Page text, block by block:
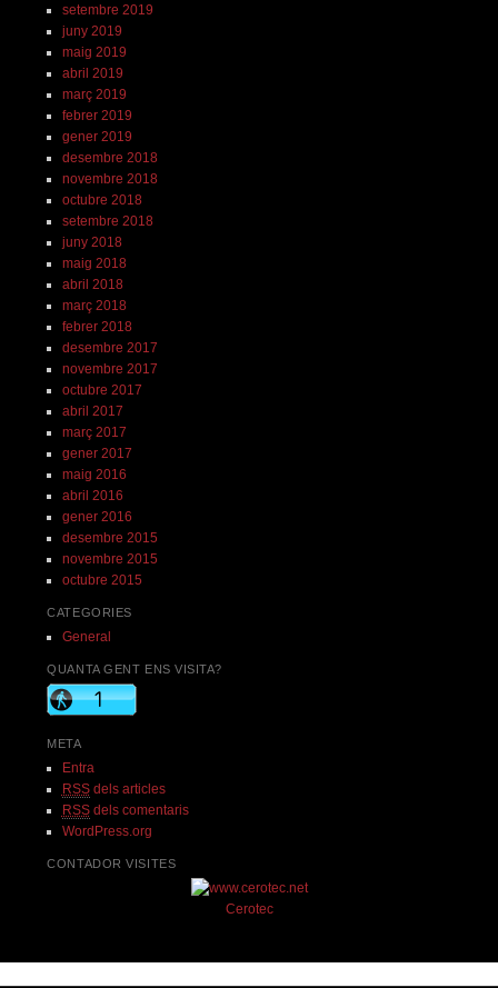
setembre 2019
juny 2019
maig 2019
abril 2019
març 2019
febrer 2019
gener 2019
desembre 2018
novembre 2018
octubre 2018
setembre 2018
juny 2018
maig 2018
abril 2018
març 2018
febrer 2018
desembre 2017
novembre 2017
octubre 2017
abril 2017
març 2017
gener 2017
maig 2016
abril 2016
gener 2016
desembre 2015
novembre 2015
octubre 2015
CATEGORIES
General
QUANTA GENT ENS VISITA?
META
Entra
RSSdels articles
RSSdels comentaris
WordPress.org
CONTADOR VISITES
Cerotec